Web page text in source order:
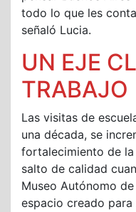
todo lo que les
señaló Lucia.
UN EJE
TRABAJO
Las visitas de
una década, se
fortalecimiento de
salto de calidad
Museo Autónomo
espacio creado